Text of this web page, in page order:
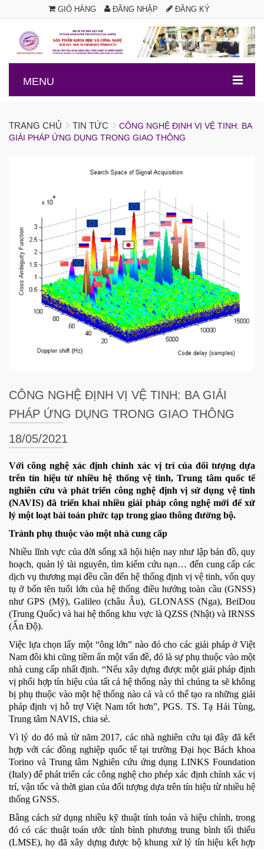
GIỎ HÀNG ĐĂNG NHẬP ĐĂNG KÝ
.
MENU
TRANG CHỦ TIN TỨC
CÔNG NGHỆ ĐỊNH VỊ VỆ TINH: BA
GIẢI PHÁP ỨNG DỤNG TRONG GIAO THÔNG
CÔNG NGHỆ ĐỊNH VỊ VỆ TINH: BA GIẢI
PHÁP ỨNG DỤNG TRONG GIAO THÔNG
18/05/2021
Với công nghệ xác định chính xác vị trí của đối tượng dựa
trên tín hiệu từ nhiều hệ thống vệ tinh, Trung tâm quốc tế
nghiên cứu và phát triển công nghệ định vị sử dụng vệ tinh
(NAVIS) đã triển khai nhiều giải pháp công nghệ mới để xử
lý một loạt bài toán phức tạp trong giao thông đường bộ.
Tránh phụ thuộc vào một nhà cung cấp
Nhiều lĩnh vực của đời sống xã hội hiện nay như lập bản đồ, quy
hoạch, quản lý tài nguyên, tìm kiếm cứu nạn… đến cung cấp các
dịch vụ thương mại đều cần đến hệ thống định vị vệ tinh, vốn quy
tụ ở bốn tên tuổi lớn của hệ thống điều hướng toàn cầu (GNSS)
như GPS (Mỹ), Galileo (châu Âu), GLONASS (Nga), BeiDou
(Trung Quốc) và hai hệ thống khu vực là QZSS (Nhật) và IRNSS
(Ấn Độ).
Việc lựa chọn lấy một “ông lớn” nào đó cho các giải pháp ở Việt
Nam đôi khi cũng tiềm ẩn một vấn đề, đó là sự phụ thuộc vào một
nhà cung cấp nhất định. “Nếu xây dựng được một giải pháp định
vị phối hợp tín hiệu của tất cả hệ thống này thì chúng ta sẽ không
bị phụ thuộc vào một hệ thống nào cả và có thể tạo ra những giải
pháp định vị hỗ trợ Việt Nam tốt hơn”, PGS. TS. Tạ Hải Tùng,
Trung tâm NAVIS, chia sẻ.
Vì lý do đó mà từ năm 2017, các nhà nghiên cứu tại đây đã kết
hợp với các đồng nghiệp quốc tế tại trường Đại học Bách khoa
Torino và Trung tâm Nghiên cứu ứng dụng LINKS Foundation
(Italy) để phát triển các công nghệ cho phép xác định chính xác vị
trí, vận tốc và thời gian của đối tượng dựa trên tín hiệu từ nhiều hệ
thống GNSS.
Bằng cách sử dụng nhiều kỹ thuật tính toán và hiệu chỉnh, trong
đó có các thuật toán ước tính bình phương trung bình tối thiểu
(LMSE), họ đã xây dựng được bộ khung xử lý tín hiệu kết hợp